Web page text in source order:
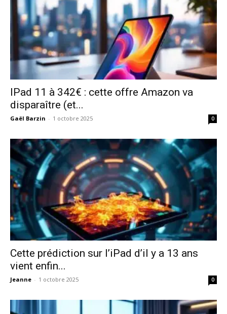
IPad 11 à 342€ : cette offre Amazon va
disparaître (et...
Gaël Barzin - 1 octobre 2025 0
Cette prédiction sur l’iPad d’il y a 13 ans
vient enfin...
Jeanne - 1 octobre 2025 0